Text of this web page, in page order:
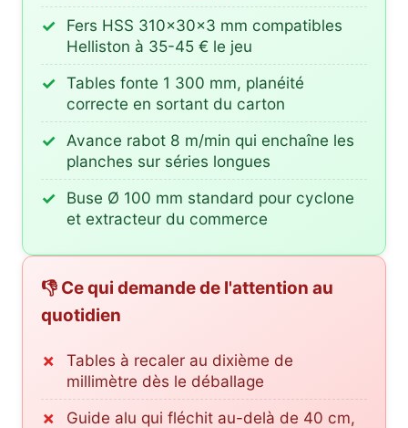
Fers HSS 310×30×3 mm compatibles
Helliston à 35-45 € le jeu
Tables fonte 1 300 mm, planéité
correcte en sortant du carton
Avance rabot 8 m/min qui enchaîne les
planches sur séries longues
Buse Ø 100 mm standard pour cyclone
et extracteur du commerce
👎 Ce qui demande de l'attention au
quotidien
Tables à recaler au dixième de
millimètre dès le déballage
Guide alu qui fléchit au-delà de 40 cm,